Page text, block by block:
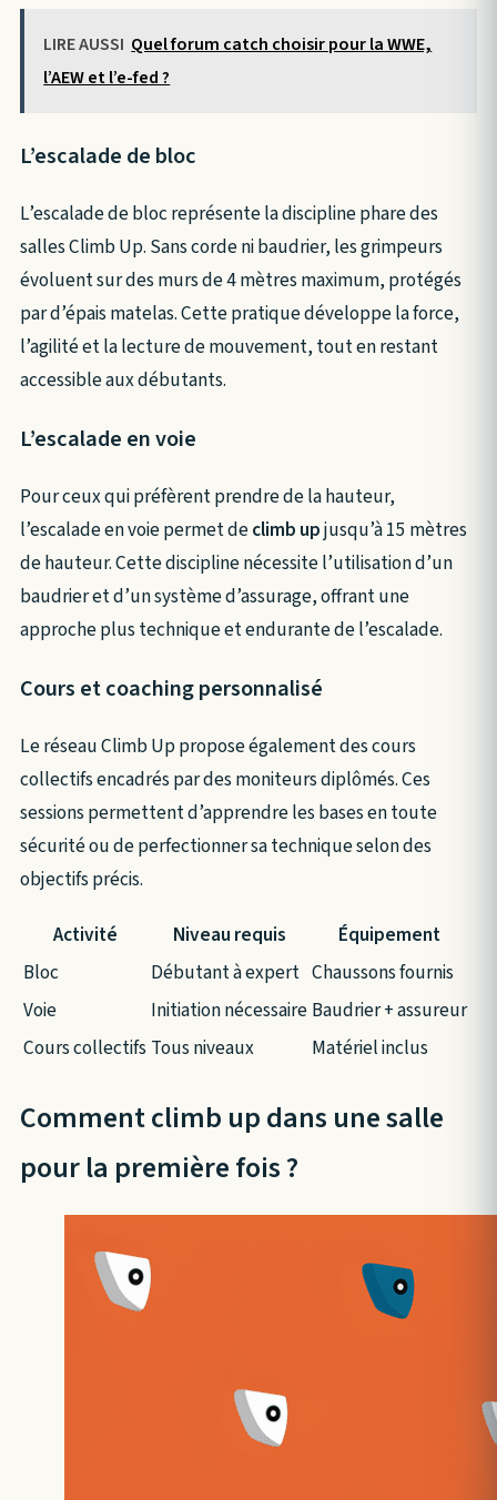
LIRE AUSSI Quel forum catch choisir pour la WWE,
l’AEW et l’e-fed ?
L’escalade de bloc
L’escalade de bloc représente la discipline phare des
salles Climb Up. Sans corde ni baudrier, les grimpeurs
évoluent sur des murs de 4 mètres maximum, protégés
par d’épais matelas. Cette pratique développe la force,
l’agilité et la lecture de mouvement, tout en restant
accessible aux débutants.
L’escalade en voie
Pour ceux qui préfèrent prendre de la hauteur,
l’escalade en voie permet declimb upjusqu’à 15 mètres
de hauteur. Cette discipline nécessite l’utilisation d’un
baudrier et d’un système d’assurage, offrant une
approche plus technique et endurante de l’escalade.
Cours et coaching personnalisé
Le réseau Climb Up propose également des cours
collectifs encadrés par des moniteurs diplômés. Ces
sessions permettent d’apprendre les bases en toute
sécurité ou de perfectionner sa technique selon des
objectifs précis.
Activité Niveau requis
Équipement
Bloc
Débutant à expert Chaussons fournis
Voie
Initiation nécessaire Baudrier + assureur
Cours collectifs Tous niveaux Matériel inclus
Comment climb up dans une salle
pour la première fois ?